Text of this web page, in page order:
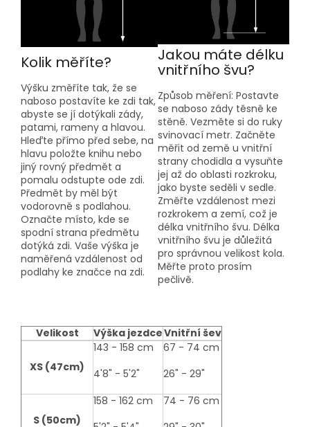
Kolik měříte?
Výšku změříte tak, že se
naboso postavíte ke zdi tak,
abyste se jí dotýkali zády,
patami, rameny a hlavou.
Hleďte přímo před sebe, na
hlavu položte knihu nebo
jiný rovný předmět a
pomalu odstupte ode zdi.
Předmět by měl být
vodorovně s podlahou.
Označte místo, kde se
spodní strana předmětu
dotýká zdi. Vaše výška je
naměřená vzdálenost od
podlahy ke značce na zdi.
Jakou máte délku
vnitřního švu?
Způsob měření: Postavte
se naboso zády těsně ke
stěně. Vezměte si do ruky
svinovací metr. Začněte
měřit od země u vnitřní
strany chodidla a vysuňte
jej až do oblasti rozkroku,
jako byste seděli v sedle.
Změřte vzdálenost mezi
rozkrokem a zemí, což je
délka vnitřního švu. Délka
vnitřního švu je důležitá
pro správnou velikost kola.
Měřte proto prosím
pečlivě.
Velikost Výška jezdceVnitřní šev
XS (47cm)
143 - 158 cm
4'8" - 5'2"
67 - 74 cm
26" - 29"
S (50cm)
158 - 162 cm
74 - 76 cm